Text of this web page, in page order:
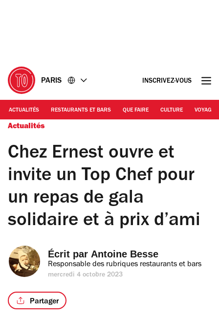
PARIS INSCRIVEZ-VOUS
ACTUALITÉS RESTAURANTS ET BARS QUE FAIRE CULTURE VOYAGE
Actualités
Chez Ernest ouvre et
invite un Top Chef pour
un repas de gala
solidaire et à prix d’ami
Écrit par Antoine Besse
Responsable des rubriques restaurants et bars
mercredi 4 octobre 2023
Partager